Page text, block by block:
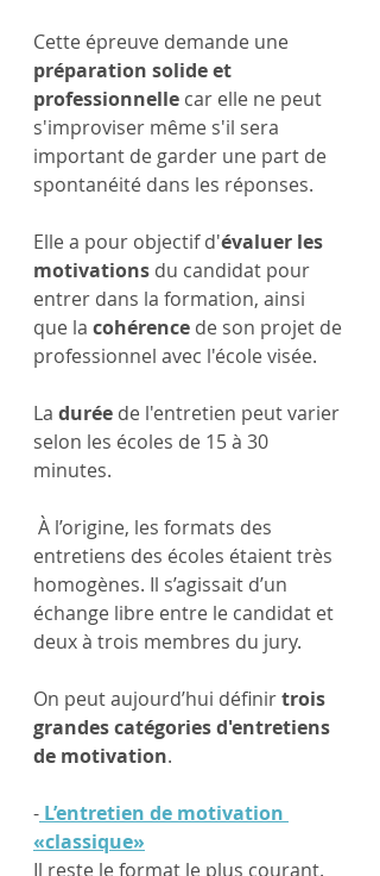
Cette épreuve demande une
préparation solide et
professionnelle car elle ne peut
s'improviser même s'il sera
important de garder une part de
spontanéité dans les réponses.
Elle a pour objectif d'évaluer les
motivations du candidat pour
entrer dans la formation, ainsi
que la cohérence de son projet de
professionnel avec l'école visée.
La durée de l'entretien peut varier
selon les écoles de 15 à 30
minutes.
entretiens des écoles étaient très
homogènes. Il s’agissait d’un
échange libre entre le candidat et
deux à trois membres du jury.
On peut aujourd’hui définir trois
grandes catégories d'entretiens
de motivation.
- L’entretien de motivation
«classique»
Il reste le format le plus courant.